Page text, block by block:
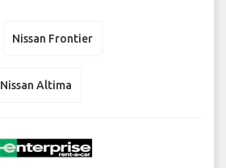
Nissan Frontier
Nissan Altima